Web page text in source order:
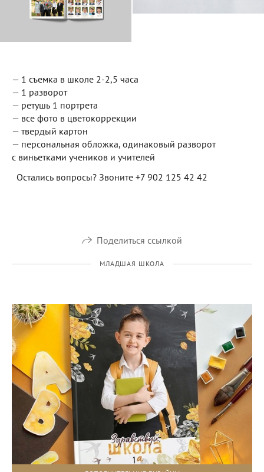
— 1 съемка в школе 2-2,5 часа
— 1 разворот
— ретушь 1 портрета
— все фото в цветокоррекции
— твердый картон
— персональная обложка, одинаковый разворот
с виньетками учеников и учителей
Остались вопросы? Звоните +7 902 125 42 42
Поделиться ссылкой
МЛАДШАЯ ШКОЛА